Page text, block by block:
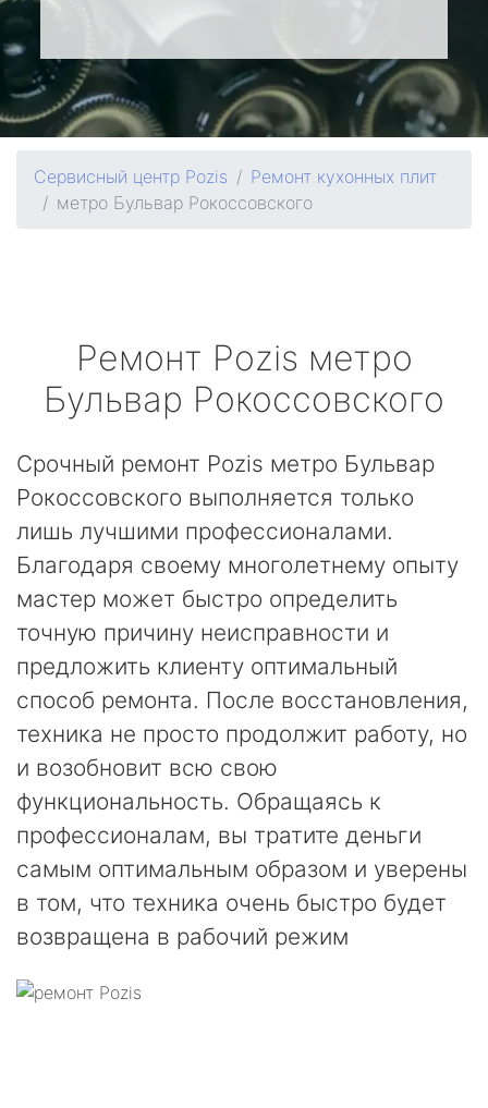
Сервисный центр Pozis
Ремонт кухонных плит
метро Бульвар Рокоссовского
Ремонт Pozis метро
Бульвар Рокоссовского
Срочный ремонт Pozis метро Бульвар
Рокоссовского выполняется только
лишь лучшими профессионалами.
Благодаря своему многолетнему опыту
мастер может быстро определить
точную причину неисправности и
предложить клиенту оптимальный
способ ремонта. После восстановления,
техника не просто продолжит работу, но
и возобновит всю свою
функциональность. Обращаясь к
профессионалам, вы тратите деньги
самым оптимальным образом и уверены
в том, что техника очень быстро будет
возвращена в рабочий режим